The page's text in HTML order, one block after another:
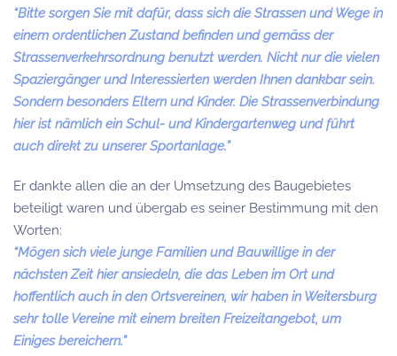
“Bitte sorgen Sie mit dafür, dass sich die Strassen und Wege in
einem ordentlichen Zustand befinden und gemäss der
Strassenverkehrsordnung benutzt werden. Nicht nur die vielen
Spaziergänger und Interessierten werden Ihnen dankbar sein.
Sondern besonders Eltern und Kinder. Die Strassenverbindung
hier ist nämlich ein Schul- und Kindergartenweg und führt
auch direkt zu unserer Sportanlage.”
Er dankte allen die an der Umsetzung des Baugebietes
beteiligt waren und übergab es seiner Bestimmung mit den
Worten:
“Mögen sich viele junge Familien und Bauwillige in der
nächsten Zeit hier ansiedeln, die das Leben im Ort und
hoffentlich auch in den Ortsvereinen, wir haben in Weitersburg
sehr tolle Vereine mit einem breiten Freizeitangebot, um
Einiges bereichern.”